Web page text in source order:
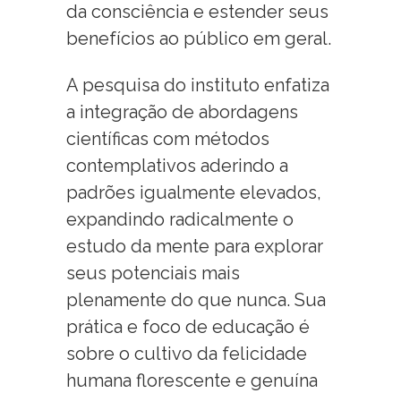
da consciência e estender seus
benefícios ao público em geral.
A pesquisa do instituto enfatiza
a integração de abordagens
científicas com métodos
contemplativos aderindo a
padrões igualmente elevados,
expandindo radicalmente o
estudo da mente para explorar
seus potenciais mais
plenamente do que nunca. Sua
prática e foco de educação é
sobre o cultivo da felicidade
humana florescente e genuína